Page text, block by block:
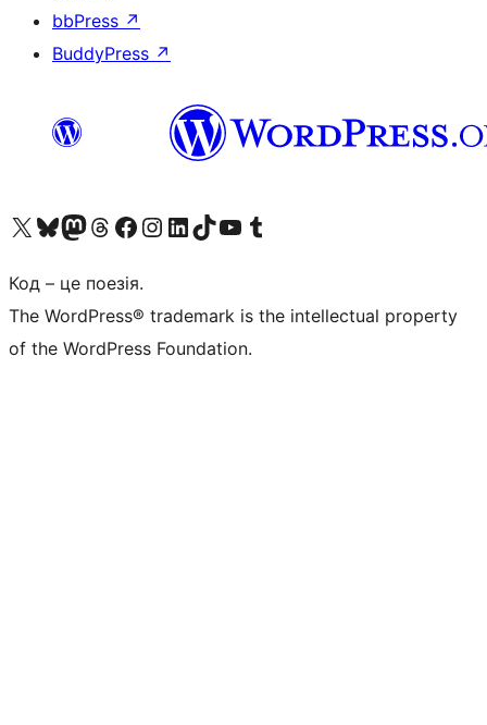
bbPress ↗
BuddyPress ↗
Visit our X (formerly Twitter) account
Visit our Bluesky account
Завітайте до нашої стрічки в Mastodon
Visit our Threads account
Завітайте на нашу сторінку в Facebook
Visit our Instagram account
Visit our LinkedIn account
Visit our TikTok account
Visit our YouTube channel
Visit our Tumblr account
Код – це поезія.
The WordPress® trademark is the intellectual property
of the WordPress Foundation.